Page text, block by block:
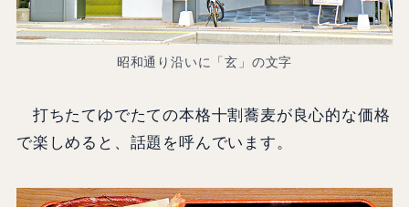
昭和通り沿いに「玄」の文字
打ちたてゆでたての本格十割蕎麦が良心的な価格
で楽しめると、話題を呼んでいます。